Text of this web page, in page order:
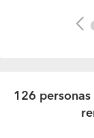
126